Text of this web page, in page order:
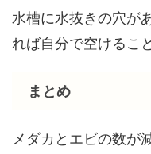
水槽に水抜きの穴が
れば自分で空けるこ
まとめ
メダカとエビの数が